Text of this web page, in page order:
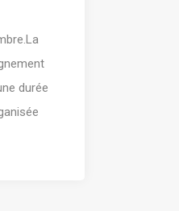
durée